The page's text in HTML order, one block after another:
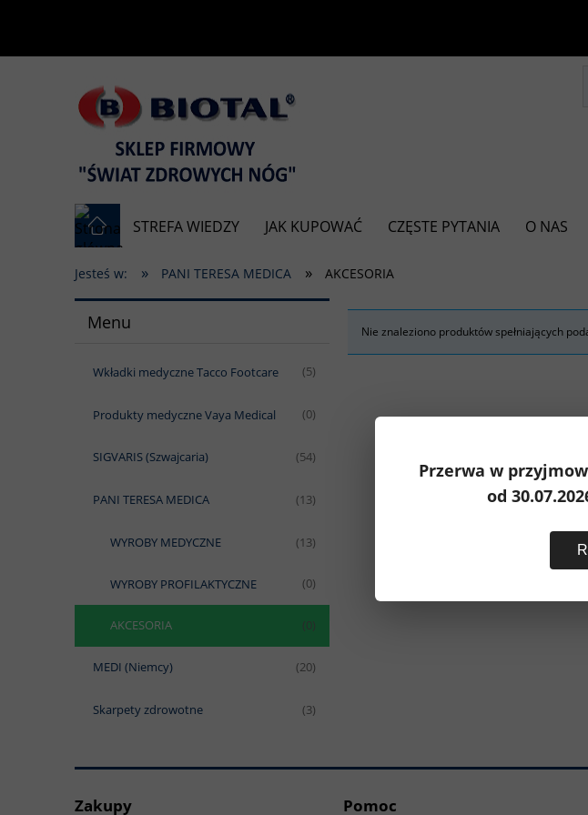
STREFA WIEDZY JAK KUPOWAĆ CZĘSTE PYTANIA O NAS
Jesteś w: » PANI TERESA MEDICA » AKCESORIA
Menu
Wkładki medyczne Tacco Footcare (5)
Produkty medyczne Vaya Medical (0)
SIGVARIS (Szwajcaria) (54)
PANI TERESA MEDICA (13)
WYROBY MEDYCZNE (13)
WYROBY PROFILAKTYCZNE (0)
AKCESORIA (0)
MEDI (Niemcy) (20)
Skarpety zdrowotne (3)
Nie znaleziono produktów spełniających
Zakupy Pomoc
Przerwa w
od